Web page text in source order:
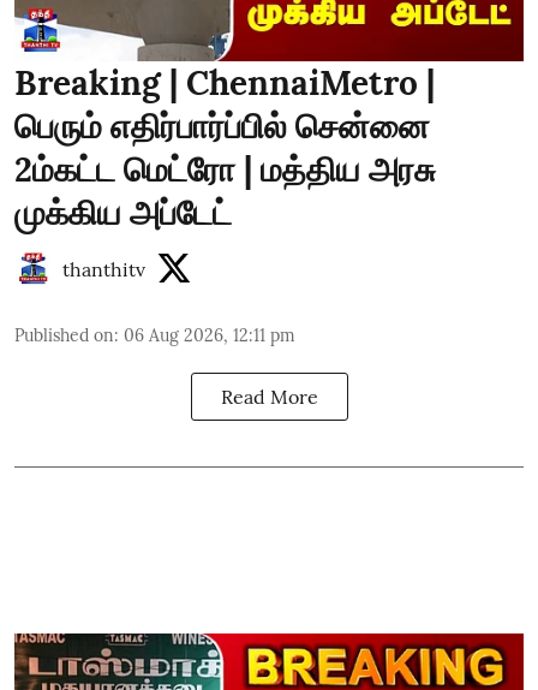
Breaking | ChennaiMetro |
பெரும் எதிர்பார்ப்பில் சென்னை
2ம்கட்ட மெட்ரோ | மத்திய அரசு
முக்கிய அப்டேட்
thanthitv
Published on: 06 Aug 2026, 12:11 pm
Read More